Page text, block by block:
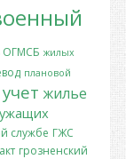
ОГМСБ жилых
плановой
учет жилье
службе ГЖС
грозненский